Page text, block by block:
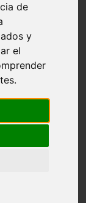
de
y
el